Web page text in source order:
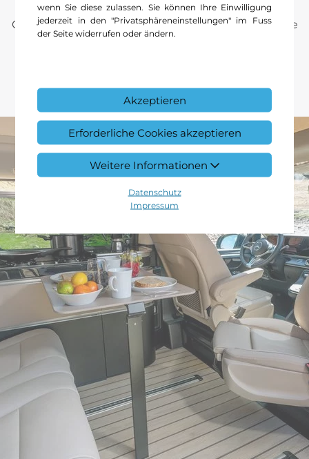
wenn Sie diese zulassen. Sie können Ihre Einwilligung
jederzeit in den "Privatsphäreneinstellungen" im Fuss
der Seite widerrufen oder ändern.
Akzeptieren
Erforderliche Cookies akzeptieren
Weitere Informationen
Datenschutz
Impressum
Markise, Warmluft-Zusatzheizung und
Colorverglasung im Fond sorgen für eine wohnliche